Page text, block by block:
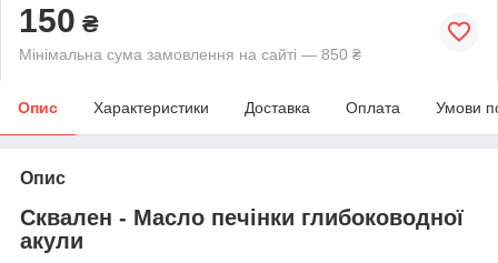
150 ₴
Мінімальна сума замовлення на сайті — 850 ₴
Опис Характеристики Доставка Оплата Умови
Опис
Сквален - Масло печінки глибоководної
акули